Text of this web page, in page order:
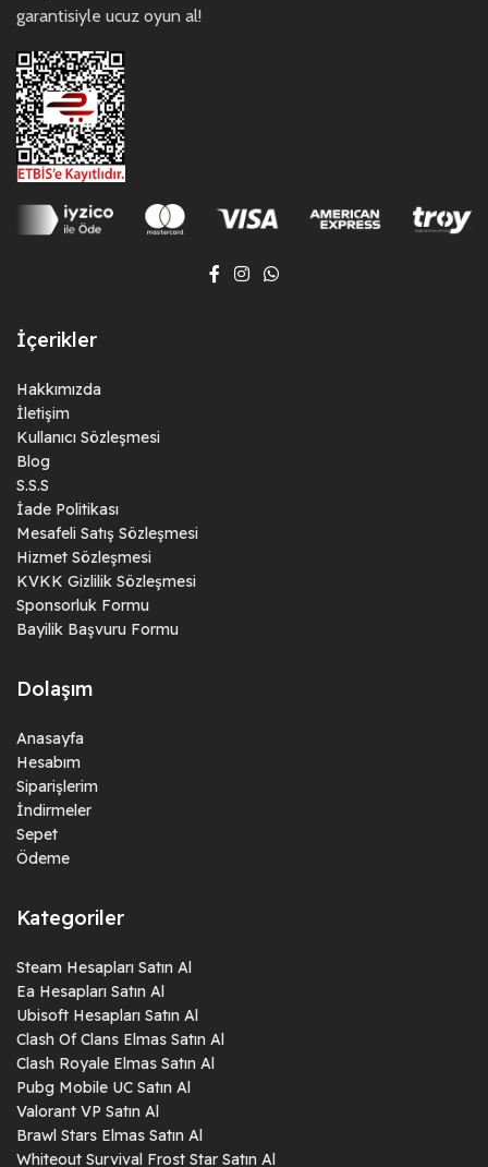
garantisiyle ucuz oyun al!
İçerikler
Hakkımızda
İletişim
Kullanıcı Sözleşmesi
Blog
S.S.S
İade Politikası
Mesafeli Satış Sözleşmesi
Hizmet Sözleşmesi
KVKK Gizlilik Sözleşmesi
Sponsorluk Formu
Bayilik Başvuru Formu
Dolaşım
Anasayfa
Hesabım
Siparişlerim
İndirmeler
Sepet
Ödeme
Kategoriler
Steam Hesapları Satın Al
Ea Hesapları Satın Al
Ubisoft Hesapları Satın Al
Clash Of Clans Elmas Satın Al
Clash Royale Elmas Satın Al
Pubg Mobile UC Satın Al
Valorant VP Satın Al
Brawl Stars Elmas Satın Al
Whiteout Survival Frost Star Satın Al